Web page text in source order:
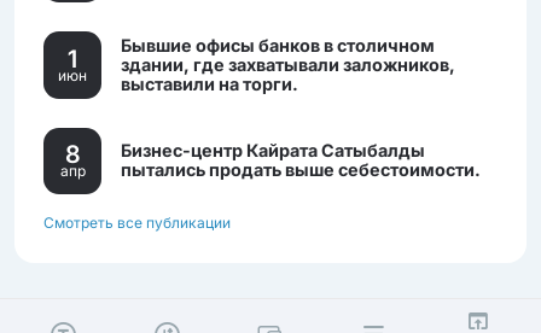
1
июн
Бывшие офисы банков в столичном
здании, где захватывали заложников,
выставили на торги.
8
апр
Бизнес-центр Кайрата Сатыбалды
пытались продать выше себестоимости.
Смотреть все публикации